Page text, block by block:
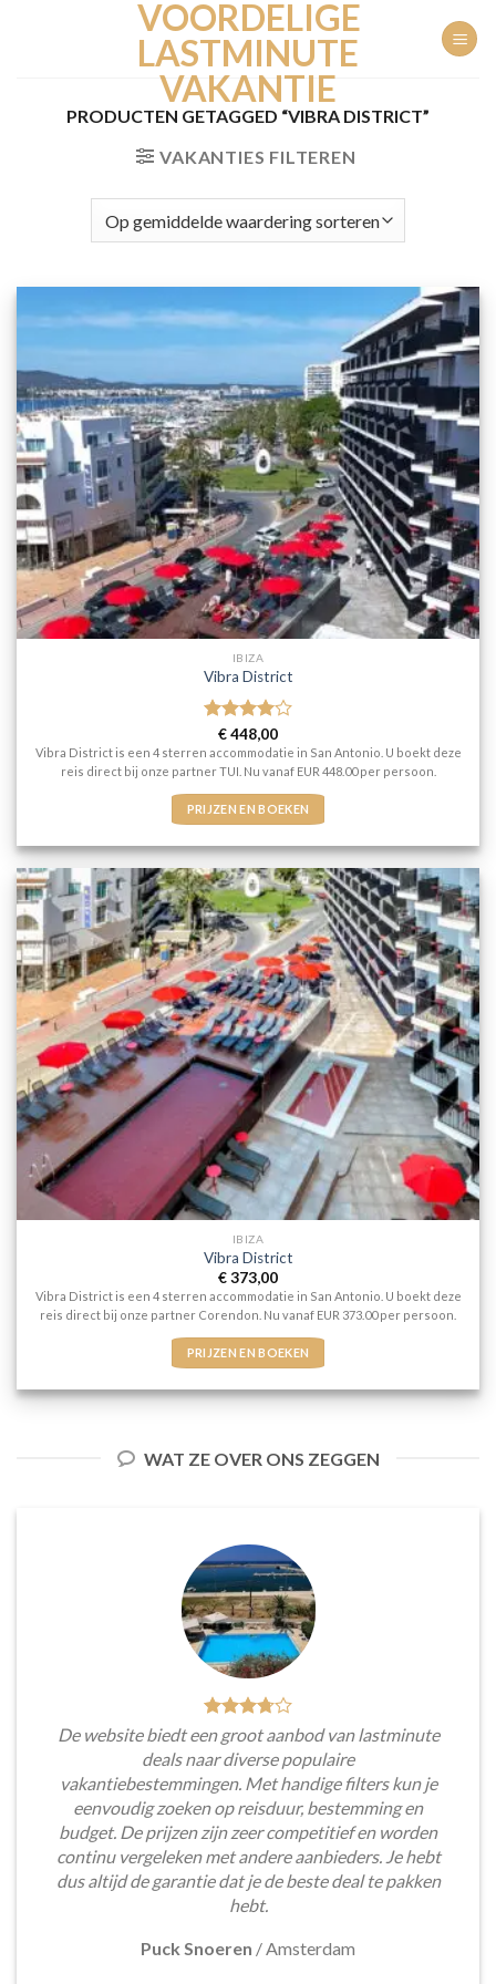
VOORDELIGE
LASTMINUTE
VAKANTIE
PRODUCTEN GETAGGED “VIBRA DISTRICT”
VAKANTIES FILTEREN
IBIZA
Vibra District
Gewaardeerd
4uit 5
€448,00
Vibra District is een 4 sterren accommodatie in San Antonio. U boekt deze
reis direct bij onze partner TUI. Nu vanaf EUR 448.00 per persoon.
PRIJZEN EN BOEKEN
IBIZA
Vibra District
€373,00
Vibra District is een 4 sterren accommodatie in San Antonio. U boekt deze
reis direct bij onze partner Corendon. Nu vanaf EUR 373.00 per persoon.
PRIJZEN EN BOEKEN
WAT ZE OVER ONS ZEGGEN
De website biedt een groot aanbod van lastminute
deals naar diverse populaire
vakantiebestemmingen. Met handige filters kun je
eenvoudig zoeken op reisduur, bestemming en
budget. De prijzen zijn zeer competitief en worden
continu vergeleken met andere aanbieders. Je hebt
dus altijd de garantie dat je de beste deal te pakken
hebt.
Puck Snoeren /Amsterdam